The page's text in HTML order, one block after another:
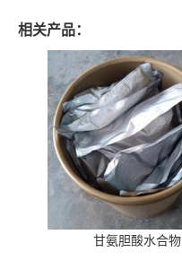
相关产品：
甘氨胆酸水合物